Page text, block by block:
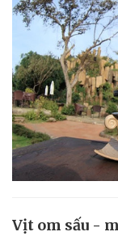
Vịt om sấu -